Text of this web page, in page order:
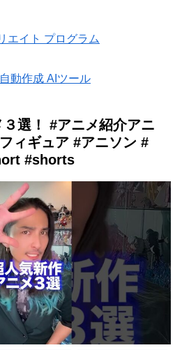
エイト プログラム
動作成 AIツール
選！ #アニメ紹介アニ
ィギュア #アニソン #
#shorts